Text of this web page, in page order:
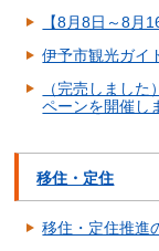
【8月8日～8月
伊予市観光ガイ
（完売しまし
ペーンを開催し
移住・定住
移住・定住推進